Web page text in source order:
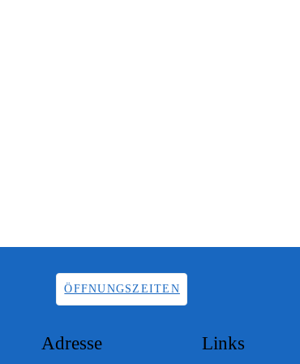
ÖFFNUNGSZEITEN
Adresse Links